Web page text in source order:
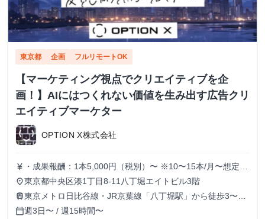
東京都 企画 フルリモートOK
【マーケティング視点でクリエイティブを企
画！】AIにはつくれない価値を生み出す広告クリ
エイティブマーケター
OPTION X株式会社
currency_yen ・成果報酬：1本5,000円（税別）〜 ※10〜15本/月〜想定
※経験、実績、能力等によって変動 ※トライアル期間の場
合変動あり
place東京都中央区湊1丁目8-11八丁堀エイトビル3階
train東京メトロ日比谷線・JR京葉線「八丁堀駅」から徒歩3〜6
分
calendar_today週3日〜 / 週15時間〜